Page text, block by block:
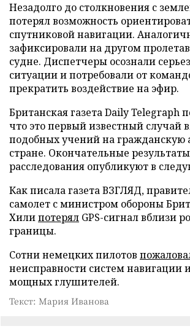
Незадолго до столкновения с
потерял возможность
спутниковой навигации.
зафиксировали на другом
судне. Диспетчеры осознали
ситуации и потребовали от
прекратить воздействие на эфир.
Британская газета Daily Telegraph
что это первый известный случай
подобных учений на гражданскую
стране. Окончательные результаты
расследования опубликуют в
Как писала газета ВЗГЛЯД,
самолет с министром обороны
Хилипотерял GPS-сигнал вблизи
границы.
Сотни немецких пилотов
неисправности систем навигации
мощных глушителей.
Текст: Мария Иванова